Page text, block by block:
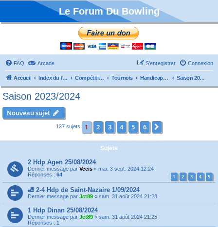
Le Forum Du Bowling
FAQ Arcade Connexion
S’enregistrer
Accueil Index du forum Compétitions Tournois Handicaps et TTMP Saison 2023/2024
Saison 2023/2024
Nouveau sujet
127 sujets 1 2 3 4 5 6
Sujets
2 Hdp Agen 25/08/2024
Dernier message par Vecis « mar. 3 sept. 2024 12:24
Réponses : 64 1 2 3 4 5
🎳 2-4 Hdp de Saint-Nazaire 1/09/2024
Dernier message par Jct89 « sam. 31 août 2024 21:28
1 Hdp Dinan 25/08/2024
Dernier message par Jct89 « sam. 31 août 2024 21:25
Réponses : 1